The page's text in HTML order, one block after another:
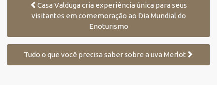
Casa Valduga cria experiência única para seus
visitantes em comemoração ao Dia Mundial do
Enoturismo
Tudo o que você precisa saber sobre a uva Merlot